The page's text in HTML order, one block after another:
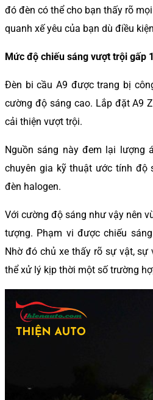
đó đèn có thể cho bạn thấy rõ
quanh xế yêu của bạn dù điều
Mức độ chiếu sáng vượt trội gấp
Đèn bi cầu A9 được trang bị
cường độ sáng cao. Lắp đặt A9
cải thiện vượt trội.
Nguồn sáng này đem lại lượng
chuyên gia kỹ thuật ước tính độ
đèn halogen.
Với cường độ sáng như vậy nên
tượng. Phạm vi được chiếu
Nhờ đó chủ xe thấy rõ sự vật, sự
thể xử lý kịp thời một số trường